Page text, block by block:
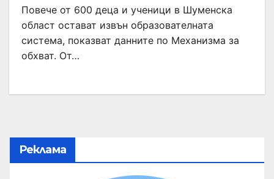
Повече от 600 деца и ученици в Шуменска
област остават извън образователната
система, показват данните по Механизма за
обхват. От…
Реклама